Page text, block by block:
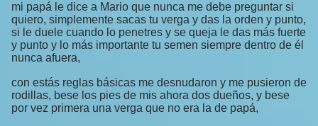
mi papá le dice a Mario que nunca me debe preguntar si
quiero, simplemente sacas tu verga y das la orden y punto,
si le duele cuando lo penetres y se queja le das más fuerte
y punto y lo más importante tu semen siempre dentro de él
nunca afuera,
con estás reglas básicas me desnudaron y me pusieron de
rodillas, bese los pies de mis ahora dos dueños, y bese
por vez primera una verga que no era la de papá,